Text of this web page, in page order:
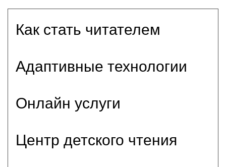
Как стать читателем
Адаптивные технологии
Онлайн услуги
Центр детского чтения